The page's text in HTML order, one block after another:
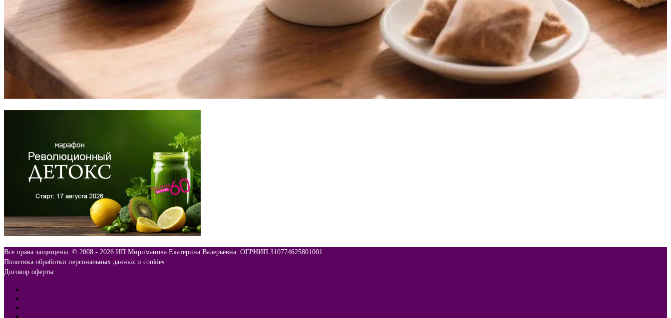
Все права защищены. © 2008 - 2026 ИП Мириманова Екатерина Валерьевна. ОГРНИП 310774625801001.
Политика обработки персональных данных и cookies
Договор оферты